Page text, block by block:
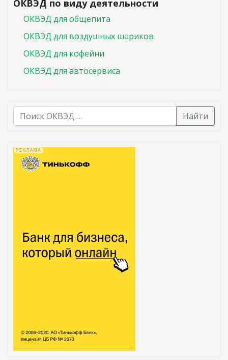
ОКВЭД по виду деятельности
ОКВЭД для общепита
ОКВЭД для воздушных шариков
ОКВЭД для кофейни
ОКВЭД для автосервиса
Найти
В списке найденных результатов используйте